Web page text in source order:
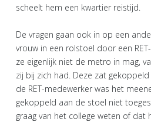
scheelt hem een kwartier reistijd.
De vragen gaan ook in op een
vrouw in een rolstoel door een
ze eigenlijk niet de metro in mag,
zij bij zich had. Deze zat
de RET-medewerker was het
gekoppeld aan de stoel niet
graag van het college weten of dat